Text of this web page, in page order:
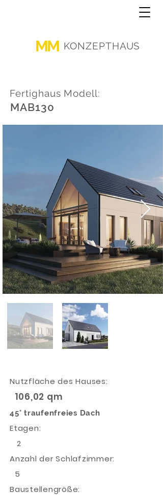
MM KONZEPTHAUS
Fertighaus Modell:
MAB130
Nutzfläche des Hauses:
106,02 qm
45° traufenfreies Dach
Etagen:
2
Anzahl der Schlafzimmer:
5
Baustellengröße: